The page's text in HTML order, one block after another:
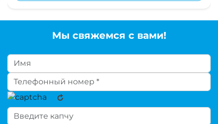
Мы свяжемся с вами!